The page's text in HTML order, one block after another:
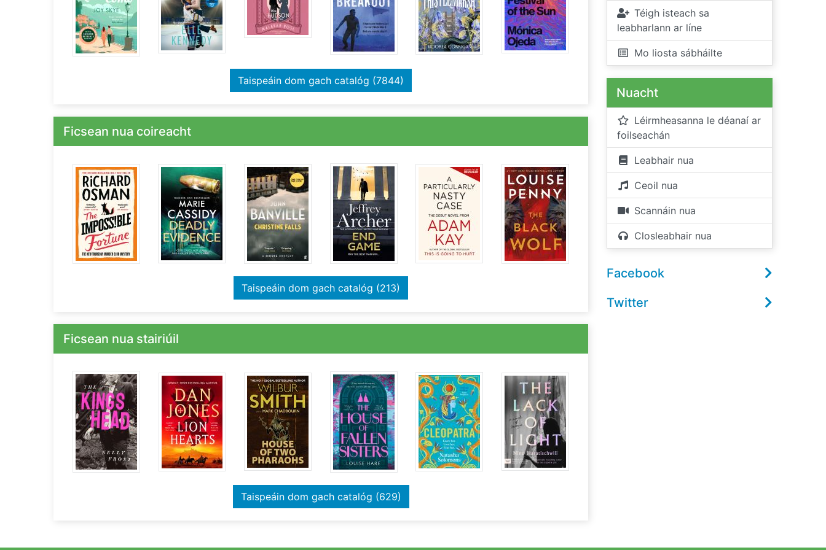
Taispeáin dom gach catalóg (7844)
Ficsean nua coireacht
Taispeáin dom gach catalóg (213)
Ficsean nua stairiúil
Taispeáin dom gach catalóg (629)
Téigh isteach sa
leabharlann ar líne
Mo liosta sábháilte
Nuacht
Léirmheasanna le déanaí ar
foilseachán
Leabhair nua
Ceoil nua
Scannáin nua
Closleabhair nua
Facebook
Twitter